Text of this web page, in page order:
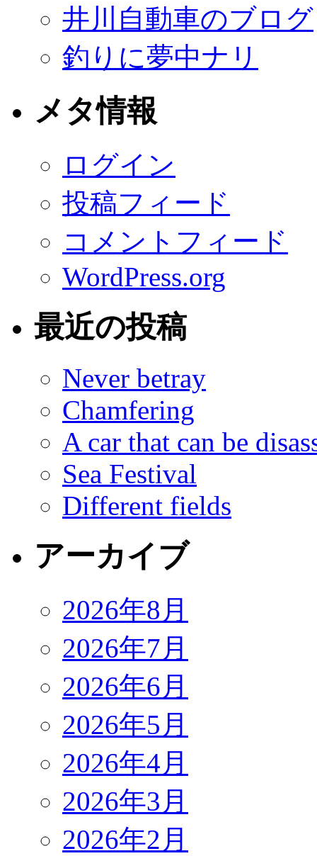
井川自動車のブログ
釣りに夢中ナリ
メタ情報
ログイン
投稿フィード
コメントフィード
WordPress.org
最近の投稿
Never betray
Chamfering
A car that can be
Sea Festival
Different fields
アーカイブ
2026年8月
2026年7月
2026年6月
2026年5月
2026年4月
2026年3月
2026年2月